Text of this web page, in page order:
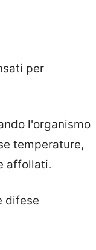
per
l'organismo
temperature,
affollati.
difese